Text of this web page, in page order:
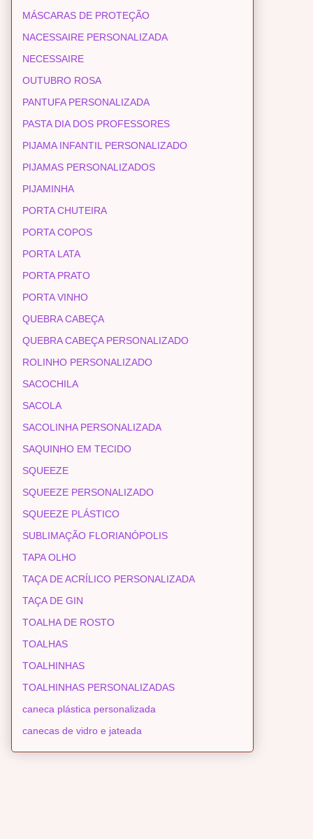
MÁSCARAS DE PROTEÇÃO
NACESSAIRE PERSONALIZADA
NECESSAIRE
OUTUBRO ROSA
PANTUFA PERSONALIZADA
PASTA DIA DOS PROFESSORES
PIJAMA INFANTIL PERSONALIZADO
PIJAMAS PERSONALIZADOS
PIJAMINHA
PORTA CHUTEIRA
PORTA COPOS
PORTA LATA
PORTA PRATO
PORTA VINHO
QUEBRA CABEÇA
QUEBRA CABEÇA PERSONALIZADO
ROLINHO PERSONALIZADO
SACOCHILA
SACOLA
SACOLINHA PERSONALIZADA
SAQUINHO EM TECIDO
SQUEEZE
SQUEEZE PERSONALIZADO
SQUEEZE PLÁSTICO
SUBLIMAÇÃO FLORIANÓPOLIS
TAPA OLHO
TAÇA DE ACRÍLICO PERSONALIZADA
TAÇA DE GIN
TOALHA DE ROSTO
TOALHAS
TOALHINHAS
TOALHINHAS PERSONALIZADAS
caneca plástica personalizada
canecas de vidro e jateada